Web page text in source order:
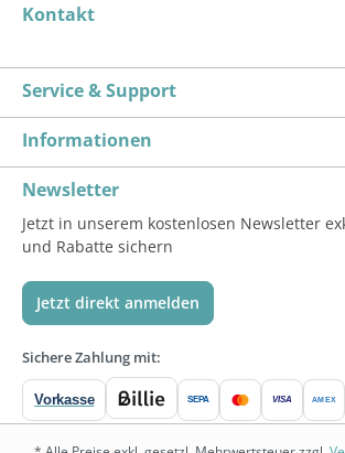
Kontakt
Service & Support
Informationen
Newsletter
Jetzt in unserem kostenlosen Newsletter
und Rabatte sichern
Jetzt direkt anmelden
Sichere Zahlung mit:
Vorkasse SEPA VISA AMEX